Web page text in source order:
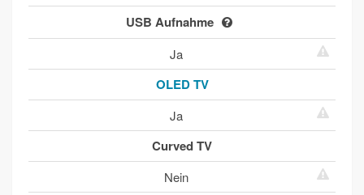
USB Aufnahme
Ja
OLED TV
Ja
Curved TV
Nein